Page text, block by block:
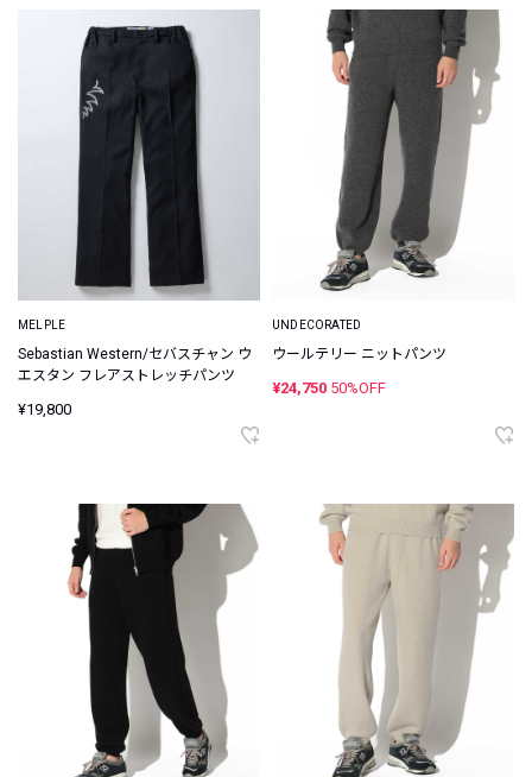
MELPLE
Sebastian Western/セバスチャン ウ
エスタン フレアストレッチパンツ
¥19,800
UNDECORATED
ウールテリー ニットパンツ
¥24,750 50%OFF